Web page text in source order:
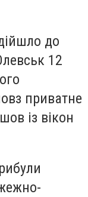
до
12
приватне
із вікон